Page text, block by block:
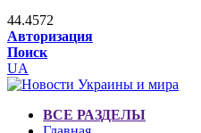
44.4572
Авторизация
Поиск
UA
ВСЕ РАЗДЕЛЫ